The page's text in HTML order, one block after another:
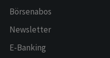
Börsenabos
Newsletter
E-Banking